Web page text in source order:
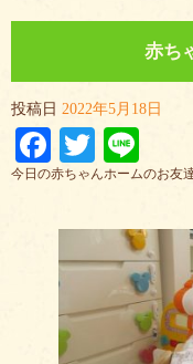
赤ち
投稿日 2022年5月18日
Facebook
Twitter
今日の赤ちゃんホームのお友